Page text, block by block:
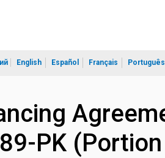
English Español Français Português
PK (Portion